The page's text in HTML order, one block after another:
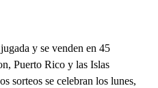
y se venden en 45
Puerto Rico y las Islas
sorteos se celebran los lunes,